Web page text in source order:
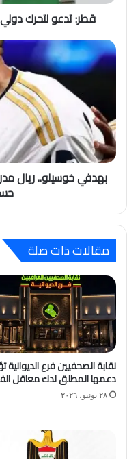
قطر: تدعو لتحرك
بهدفي خوسيلو.. ريال
مقالات ذات صلة
نقابة الصحفيين فرع الديوانية
دعمها المطلق لدك معاقل
٢٨ يونيو، ٢٠٢٦